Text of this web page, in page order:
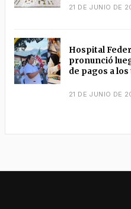
21 DE JUNIO DE
Hospital
pronunció
de pagos a
21 DE JUNIO DE